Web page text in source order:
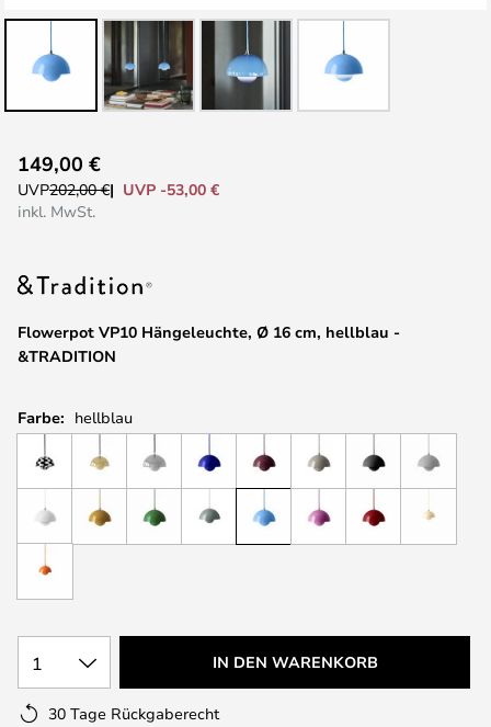
Anfang
der
Flowerpot VP10 Hängeleuchte, Ø 16 cm, hellblau -
&TRADITION
149,00 €
UVP202,00 €
UVP -53,00 €
inkl. MwSt.
Farbe: hellblau
1 IN DEN WARENKORB
30 Tage Rückgaberecht